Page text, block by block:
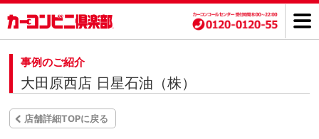
事例のご紹介
大田原西店 日星石油（株）
店舗詳細TOPに戻る